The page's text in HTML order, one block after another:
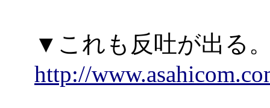
▼これも反吐が出る
http://